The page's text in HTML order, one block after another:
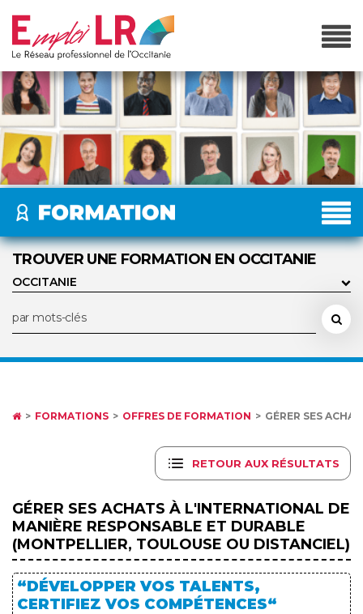
TROUVER UNE FORMATION EN OCCITANIE
FORMATIONS OFFRES DE FORMATION GÉRER SES
RETOUR AUX RÉSULTATS
GÉRER SES ACHATS À L'INTERNATIONAL DE
MANIÈRE RESPONSABLE ET DURABLE
(MONTPELLIER, TOULOUSE OU DISTANCIEL)
“DÉVELOPPER VOS TALENTS,
CERTIFIEZ VOS COMPÉTENCES“